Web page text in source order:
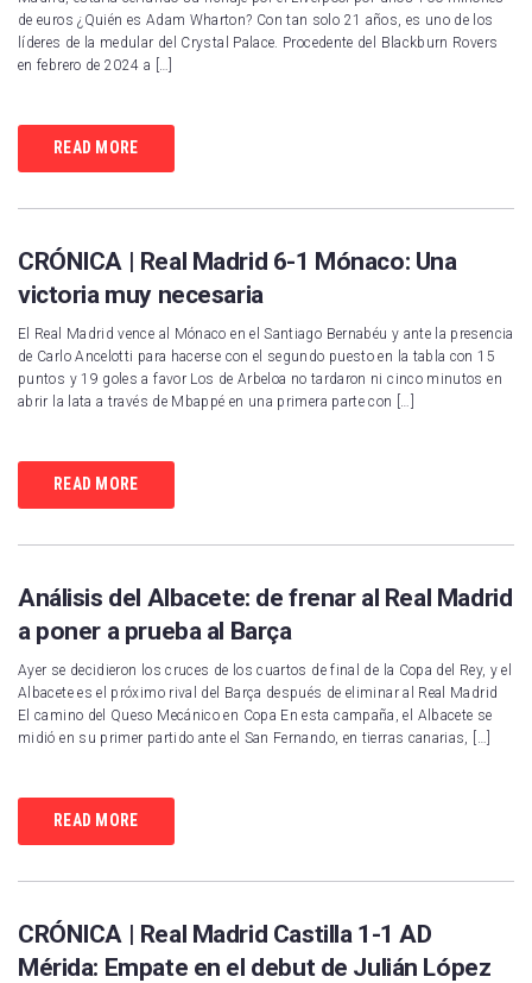
de euros ¿Quién es Adam Wharton? Con tan solo 21 años, es uno de los
líderes de la medular del Crystal Palace. Procedente del Blackburn Rovers
en febrero de 2024 a […]
READ MORE
CRÓNICA | Real Madrid 6-1 Mónaco: Una
victoria muy necesaria
El Real Madrid vence al Mónaco en el Santiago Bernabéu y ante la presencia
de Carlo Ancelotti para hacerse con el segundo puesto en la tabla con 15
puntos y 19 goles a favor Los de Arbeloa no tardaron ni cinco minutos en
abrir la lata a través de Mbappé en una primera parte con […]
READ MORE
Análisis del Albacete: de frenar al Real Madrid
a poner a prueba al Barça
Ayer se decidieron los cruces de los cuartos de final de la Copa del Rey, y el
Albacete es el próximo rival del Barça después de eliminar al Real Madrid
El camino del Queso Mecánico en Copa En esta campaña, el Albacete se
midió en su primer partido ante el San Fernando, en tierras canarias, […]
READ MORE
CRÓNICA | Real Madrid Castilla 1-1 AD
Mérida: Empate en el debut de Julián López